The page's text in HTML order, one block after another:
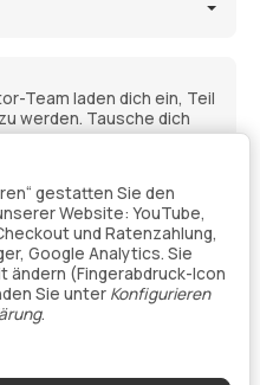
gestatten Sie den
Website: YouTube,
und Ratenzahlung,
Google Analytics. Sie
ändern (Fingerabdruck-Icon
Sie unter Konfigurieren
.